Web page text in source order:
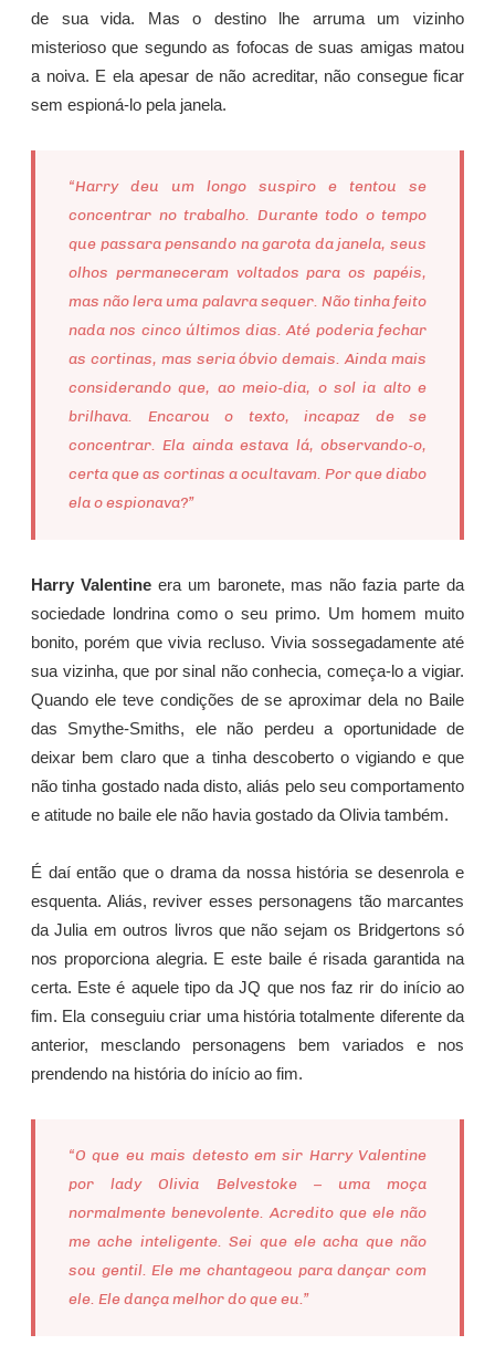
de sua vida. Mas o destino lhe arruma um vizinho
misterioso que segundo as fofocas de suas amigas matou
a noiva. E ela apesar de não acreditar, não consegue ficar
sem espioná-lo pela janela.
“Harry deu um longo suspiro e tentou se
concentrar no trabalho. Durante todo o tempo
que passara pensando na garota da janela, seus
olhos permaneceram voltados para os papéis,
mas não lera uma palavra sequer. Não tinha feito
nada nos cinco últimos dias. Até poderia fechar
as cortinas, mas seria óbvio demais. Ainda mais
considerando que, ao meio-dia, o sol ia alto e
brilhava. Encarou o texto, incapaz de se
concentrar. Ela ainda estava lá, observando-o,
certa que as cortinas a ocultavam. Por que diabo
ela o espionava?”
Harry Valentineera um baronete, mas não fazia parte da
sociedade londrina como o seu primo. Um homem muito
bonito, porém que vivia recluso. Vivia sossegadamente até
sua vizinha, que por sinal não conhecia, começa-lo a vigiar.
Quando ele teve condições de se aproximar dela no Baile
das Smythe-Smiths, ele não perdeu a oportunidade de
deixar bem claro que a tinha descoberto o vigiando e que
não tinha gostado nada disto, aliás pelo seu comportamento
e atitude no baile ele não havia gostado da Olivia também.
É daí então que o drama da nossa história se desenrola e
esquenta. Aliás, reviver esses personagens tão marcantes
da Julia em outros livros que não sejam os Bridgertons só
nos proporciona alegria. E este baile é risada garantida na
certa. Este é aquele tipo da JQ que nos faz rir do início ao
fim. Ela conseguiu criar uma história totalmente diferente da
anterior, mesclando personagens bem variados e nos
prendendo na história do início ao fim.
“O que eu mais detesto em sir Harry Valentine
por lady Olivia Belvestoke – uma moça
normalmente benevolente. Acredito que ele não
me ache inteligente. Sei que ele acha que não
sou gentil. Ele me chantageou para dançar com
ele. Ele dança melhor do que eu.”